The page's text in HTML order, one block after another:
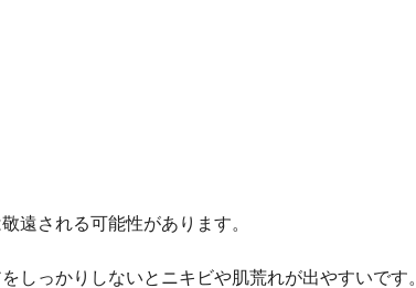
遠される可能性があります。
しっかりしないとニキビや肌荒れが出やすいです。